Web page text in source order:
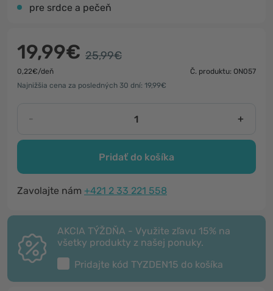
pre srdce a pečeň
19,99€ 25,99€
0,22€/deň
Č. produktu: ON057
Najnižšia cena za posledných 30 dní: 19,99€
- +
Pridať do košíka
Zavolajte nám +421 2 33 221 558
AKCIA TÝŽDŇA - Využite zľavu 15% na
všetky produkty z našej ponuky.
Pridajte kód TYZDEN15 do košíka